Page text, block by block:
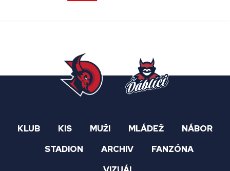
KLUB KIS MUŽI MLÁDEŽ
NÁBOR
STADION
ARCHIV
FANZÓNA